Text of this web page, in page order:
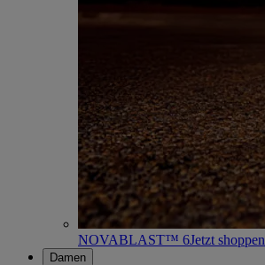
NOVABLAST™ 6Jetzt shoppen
Damen